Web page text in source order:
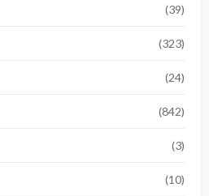
(39)
(323)
(24)
(842)
(3)
(10)